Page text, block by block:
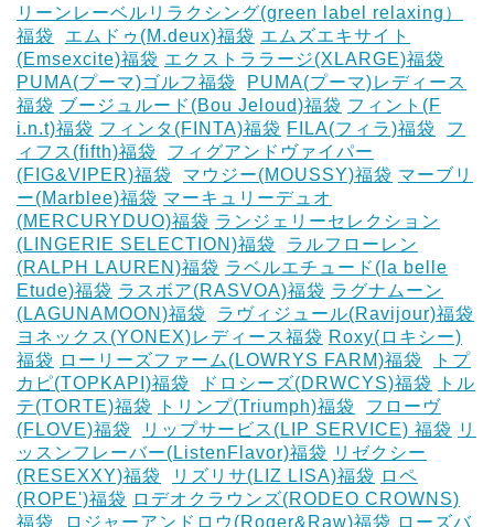
リーンレーベルリラクシング(green label relaxing）
福袋
エムドゥ(M.deux)福袋 エムズエキサイト
(Emsexcite)福袋 エクストララージ(XLARGE)福袋
PUMA(プーマ)ゴルフ福袋
PUMA(プーマ)レディース
福袋 ブージュルード(Bou Jeloud)福袋 フィント(F
i.n.t)福袋 フィンタ(FINTA)福袋 ‎FILA(フィラ)福袋
フ
ィフス(fifth)福袋
フィグアンドヴァイパー
(FIG&VIPER)福袋
マウジー(MOUSSY)福袋 マーブリ
ー(Marblee)福袋 マーキュリーデュオ
(MERCURYDUO)福袋 ランジェリーセレクション
(LINGERIE SELECTION)福袋
ラルフローレン
(RALPH LAUREN)福袋 ラベルエチュード(la belle
Etude)福袋 ラスボア(RASVOA)福袋 ラグナムーン
(LAGUNAMOON)福袋
ラヴィジュール(Ravijour)福袋
ヨネックス(YONEX)レディース福袋 Roxy(ロキシー)
福袋 ローリーズファーム(LOWRYS FARM)福袋
トプ
カピ(TOPKAPI)福袋
ドロシーズ(DRWCYS)福袋
トル
テ(TORTE)福袋
トリンプ(Triumph)福袋
フローヴ
(FLOVE)福袋
リップサービス(LIP SERVICE) 福袋 リ
ッスンフレーバー(ListenFlavor)福袋 リゼクシー
(RESEXXY)福袋
リズリサ(LIZ LISA)福袋 ロペ
(ROPE')福袋 ロデオクラウンズ(RODEO CROWNS)
福袋
ロジャーアンドロウ(Roger&Raw)福袋 ローズバ